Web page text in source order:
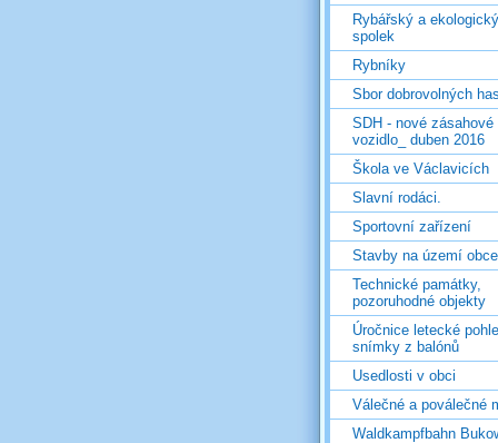
Rybářský a ekologický
spolek
Rybníky
Sbor dobrovolných
SDH - nové zásahové
vozidlo_ duben 2016
Škola ve Václavicích
Slavní rodáci.
Sportovní zařízení
Stavby na území obce
Technické památky,
pozoruhodné objekty
Úročnice letecké
snímky z balónů
Usedlosti v obci
Válečné a poválečné
Waldkampfbahn